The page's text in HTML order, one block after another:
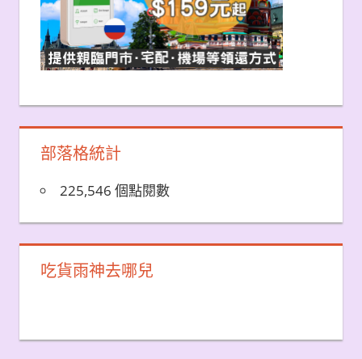
部落格統計
225,546 個點閱數
吃貨雨神去哪兒